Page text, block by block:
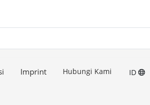
Imprint Hubungi Kami ID